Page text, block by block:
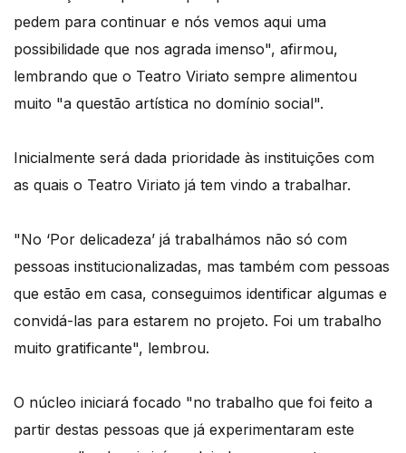
pedem para continuar e nós vemos aqui uma
possibilidade que nos agrada imenso", afirmou,
lembrando que o Teatro Viriato sempre alimentou
muito "a questão artística no domínio social".
Inicialmente será dada prioridade às instituições com
as quais o Teatro Viriato já tem vindo a trabalhar.
"No ‘Por delicadeza’ já trabalhámos não só com
pessoas institucionalizadas, mas também com pessoas
que estão em casa, conseguimos identificar algumas e
convidá-las para estarem no projeto. Foi um trabalho
muito gratificante", lembrou.
O núcleo iniciará focado "no trabalho que foi feito a
partir destas pessoas que já experimentaram este